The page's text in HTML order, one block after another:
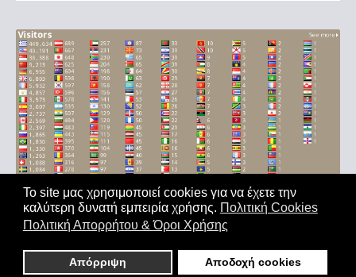
Το site μας χρησιμοποιεί cookies για να έχετε την
καλύτερη δυνατή εμπειρία χρήσης. Πολιτική Cookies
Πολιτική Απορρήτου & Όροι Χρήσης
Απόρριψη Αποδοχή cookies
Αρχική|'Οροι Χρήσης|Επικοινωνία
παντός δικαιώματος